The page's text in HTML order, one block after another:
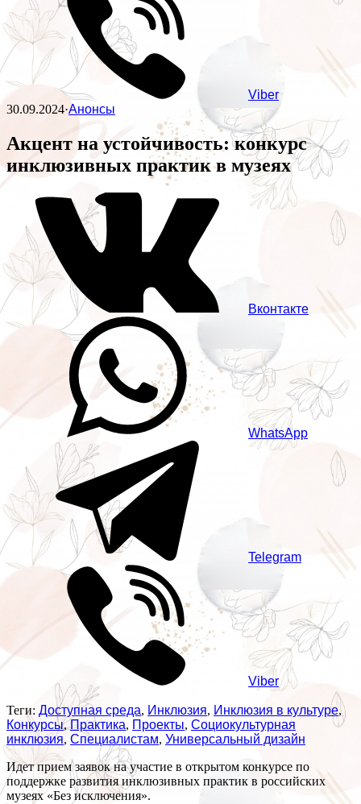
Viber
30.09.2024·Анонсы
Акцент на устойчивость: конкурс
инклюзивных практик в музеях
Вконтакте
WhatsApp
Telegram
Viber
Теги: Доступная среда, Инклюзия, Инклюзия в культуре,
Конкурсы,Практика, Проекты, Социокультурная
инклюзия, Специалистам, Универсальный дизайн
Идет прием заявок на участие в открытом конкурсе по
поддержке развития инклюзивных практик в российских
музеях «Без исключения».